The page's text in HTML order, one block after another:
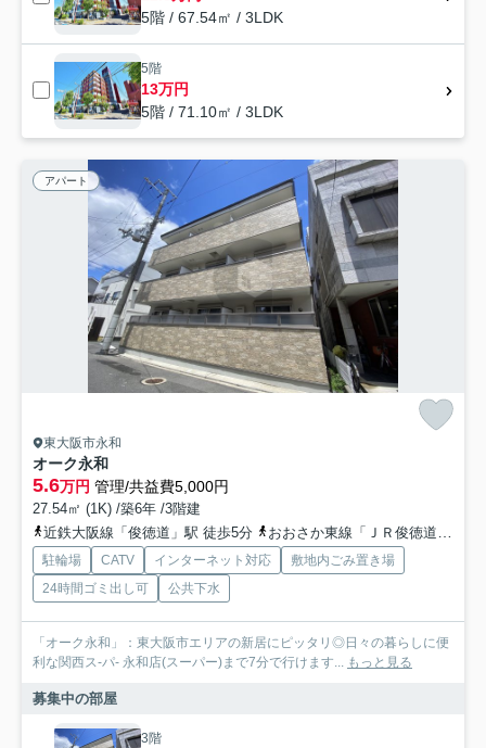
5階 / 67.54㎡ / 3LDK
5階
13万円
5階 / 71.10㎡ / 3LDK
アパート
東大阪市永和
オーク永和
5.6万円 管理/共益費5,000円
27.54㎡ (1K) /築6年 /3階建
近鉄大阪線「俊徳道」駅 徒歩5分
おおさか東線「ＪＲ俊徳道」駅 徒歩5分
駐輪場 CATV インターネット対応
敷地内ごみ置き場
24時間ゴミ出し可
公共下水
「オーク永和」：東大阪市エリアの新居にピッタリ◎日々の暮らしに便
利な関西ス-パ- 永和店(スーパー)まで7分で行けます...
もっと見る
募集中の部屋
3階